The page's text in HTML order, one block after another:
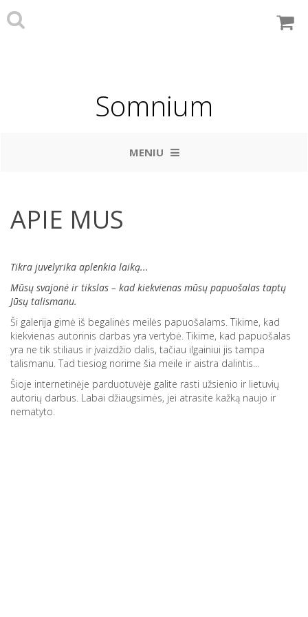
Somnium
MENIU
APIE MUS
Tikra juvelyrika aplenkia laiką...
Mūsų svajonė ir tikslas – kad kiekvienas mūsų papuošalas taptų
Jūsų talismanu.
Ši galerija gimė iš begalinės meilės papuošalams. Tikime, kad
kiekvienas autorinis darbas yra vertybė. Tikime, kad papuošalas
yra ne tik stiliaus ir įvaizdžio dalis, tačiau ilgainiui jis tampa
talismanu. Tad tiesiog norime šia meile ir aistra dalintis...
Šioje internetinėje parduotuvėje galite rasti užsienio ir lietuvių
autorių darbus. Labai džiaugsimės, jei atrasite kažką naujo ir
nematyto.